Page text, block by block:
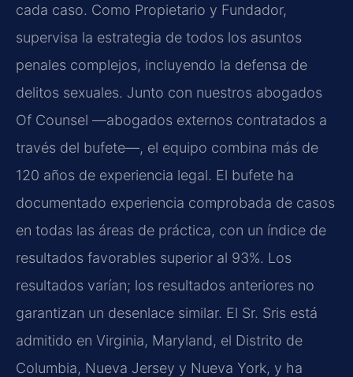
cada caso. Como Propietario y Fundador,
supervisa la estrategia de todos los asuntos
penales complejos, incluyendo la defensa de
delitos sexuales. Junto con nuestros abogados
Of Counsel —abogados externos contratados a
través del bufete—, el equipo combina más de
120 años de experiencia legal. El bufete ha
documentado experiencia comprobada de casos
en todas las áreas de práctica, con un índice de
resultados favorables superior al 93%. Los
resultados varían; los resultados anteriores no
garantizan un desenlace similar. El Sr. Sris está
admitido en Virginia, Maryland, el Distrito de
Columbia, Nueva Jersey y Nueva York, y ha